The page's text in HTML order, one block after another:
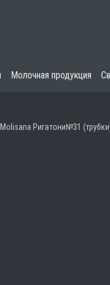
Молочная продукция
Ригатони№31